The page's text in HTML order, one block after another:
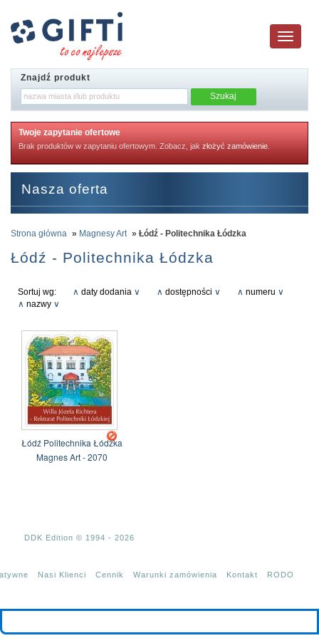
Toggle
navigation
Znajdź produkt
Twoje zapytanie ofertowe
Brak produktów w zapytaniu ofertowym. Zobacz, jak złożyć zamówienie
Nasza oferta
Strona główna » Magnesy Art » Łódź - Politechnika Łódzka
Łódź - Politechnika Łódzka
Sortuj wg: ∧ daty dodania ∨ ∧ dostępności ∨ ∧ numeru ∨
∧ nazwy ∨
Łódź Politechnika Łódzka
Magnes Art - 2070
DDK Edition © 1994 - 2026
Nasi Klienci Cennik Warunki zamówienia Kontakt RODO